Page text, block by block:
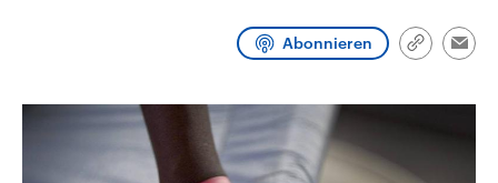
Bundesland von einer Koalition aus
und Hintergründe zu den Parteien
und Kandidaten der anstehenden
den mächtigsten Ländern
mit großem Einfluss auf
aktuelle Weltgeschehen.
Sendungen Programm Podcasts
Abonnieren
Link